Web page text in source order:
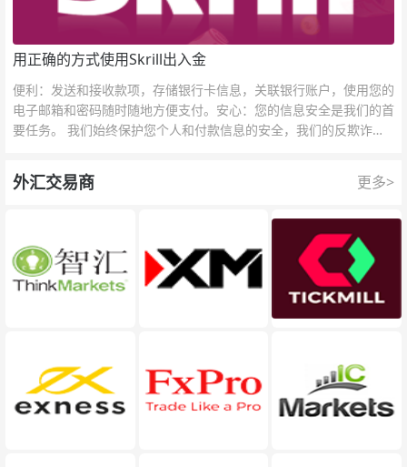
用正确的方式使用Skrill出入金
便利：发送和接收款项，存储银行卡信息，关联银行账户，使用您的
电子邮箱和密码随时随地方便支付。安心：您的信息安全是我们的首
要任务。 我们始终保护您个人和付款信息的安全，我们的反欺诈团
外汇交易商 更多>